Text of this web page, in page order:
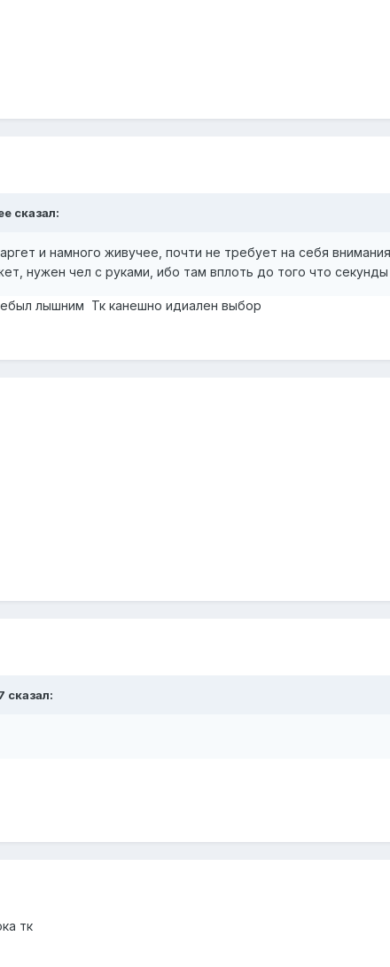
сказал:
и намного живучее, почти не требует на себя
нужен чел с руками, ибо там вплоть до того что
лышним Тк канешно идиален выбор
сказал:
тк